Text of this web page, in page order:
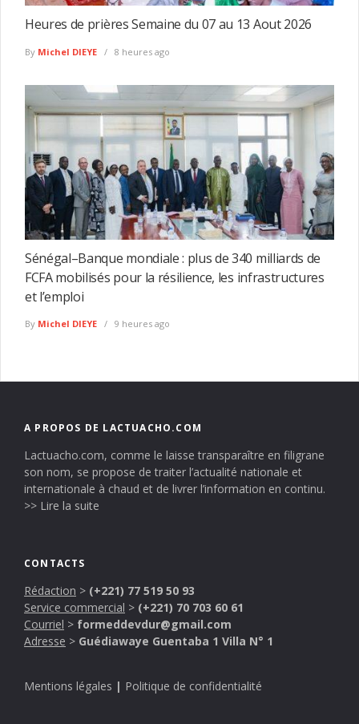
Heures de prières Semaine du 07 au 13 Aout 2026
By Michel DIEYE 8 heures ago
Sénégal–Banque mondiale : plus de 340 milliards de
FCFA mobilisés pour la résilience, les infrastructures
et l’emploi
By Michel DIEYE 9 heures ago
A PROPOS DE LACTUACHO.COM
Lactuacho.com, comme le laisse transparaître en filigrane
son nom, se propose de traiter l’actualité nationale et
internationale à chaud et de livrer l’information en continu.
>> Lire la suite
CONTACTS
Rédaction > (+221) 77 519 50 93
Service commercial > (+221) 70 703 60 61
Courriel > formeddevdur@gmail.com
Adresse > Guédiawaye Guentaba 1 Villa N° 1
Mentions légales | Politique de confidentialité